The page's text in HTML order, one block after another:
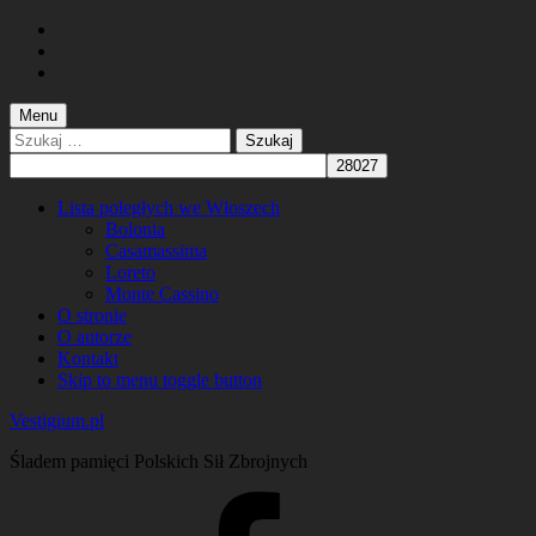
content
footer
Menu
Szukaj:
Lista poległych we Włoszech
Bolonia
Casamassima
Loreto
Monte Cassino
O stronie
O autorze
Kontakt
Skip to menu toggle button
Vestigium.pl
Śladem pamięci Polskich Sił Zbrojnych